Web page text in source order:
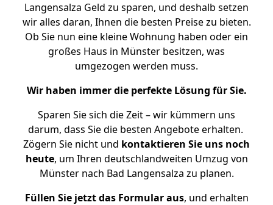
Langensalza Geld zu sparen, und deshalb setzen
wir alles daran, Ihnen die besten Preise zu bieten.
Ob Sie nun eine kleine Wohnung haben oder ein
großes Haus in Münster besitzen, was
umgezogen werden muss.
Wir haben immer die perfekte Lösung für Sie.
Sparen Sie sich die Zeit – wir kümmern uns
darum, dass Sie die besten Angebote erhalten.
Zögern Sie nicht und kontaktieren Sie uns noch
heute, um Ihren deutschlandweiten Umzug von
Münster nach Bad Langensalza zu planen.
Füllen Sie jetzt das Formular aus, und erhalten